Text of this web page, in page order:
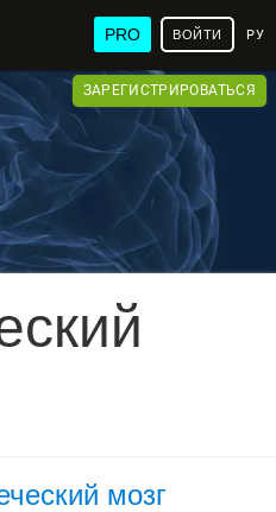
PRO ВОЙТИ
ЗАРЕГИСТРИРОВАТЬСЯ
мозг